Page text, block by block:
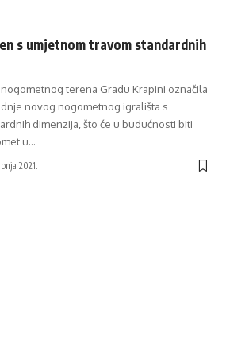
s umjetnom travom standardnih
terena Gradu Krapini označila
novog nogometnog igrališta s
dimenzija, što će u budućnosti biti
u…
2021.